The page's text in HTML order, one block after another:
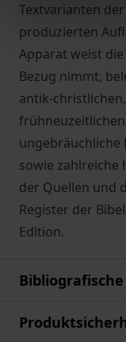
Textvarianten
produzierten
Apparat weist
Bezug nimmt,
antik-
ungebräuchliche
sowie zahlreiche
der Quellen und
Register der
Edition.